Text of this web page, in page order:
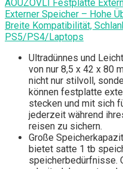
AOUZOVLI Festplatte
Externer Speicher – Hohe
Breite Kompatibilität,
PS5/PS4/Laptops
Ultradünnes und
von nur 8,5 x 42 x 80
nicht nur stilvoll,
können festplatte
stecken und mit sich
jederzeit während
reisen zu sichern.
Große
bietet satte 1 tb
speicherbedürfnisse.